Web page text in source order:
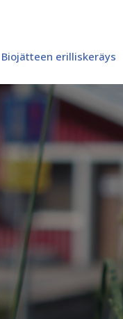
Biojätteen erilliskeräys